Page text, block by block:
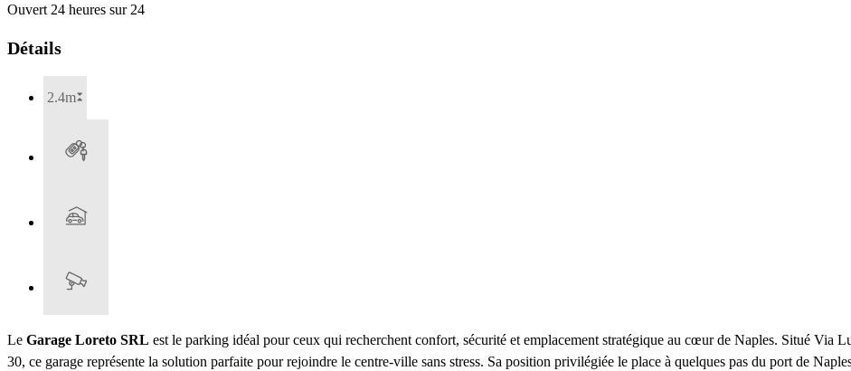
Ouvert 24 heures sur 24
Détails
2.4m
Le Garage Loreto SRL est le parking idéal pour ceux qui recherchent confort, sécurité et emplacement stratégique au cœur de Naples. Situé Via
30, ce garage représente la solution parfaite pour rejoindre le centre-ville sans stress. Sa position privilégiée le place à quelques pas du port de